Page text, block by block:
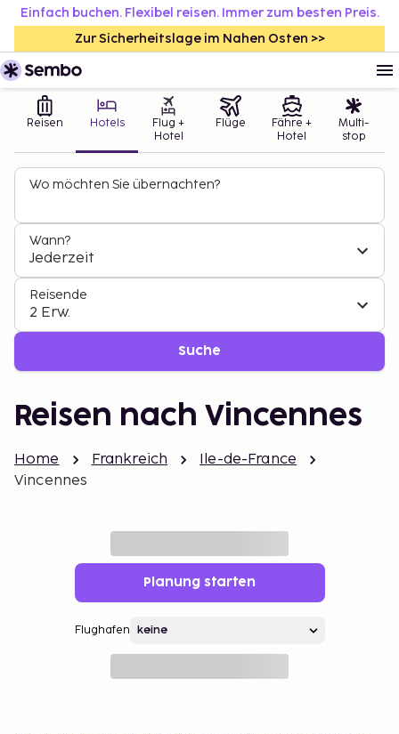
Einfach buchen. Flexibel reisen. Immer zum besten Preis.
Zur Sicherheitslage im Nahen Osten >>
Reisen Hotels
Flug +
Hotel
Flüge
Fähre +
Hotel
Multi-
stop
Wo möchten Sie übernachten?
Wann?
Jederzeit
Reisende
2 Erw.
Suche
Reisen nach Vincennes
Home Frankreich
Ile-de-France
Vincennes
Planung starten
Flughafen